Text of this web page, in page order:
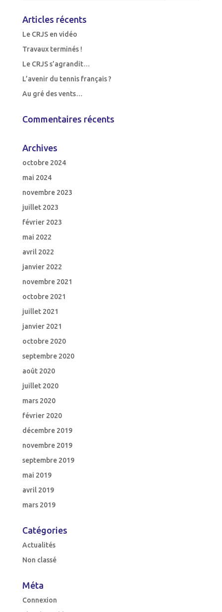
Articles récents
Le CRJS en vidéo
Travaux terminés !
Le CRJS s’agrandit…
L’avenir du tennis français ?
Au gré des vents…
Commentaires récents
Archives
octobre 2024
mai 2024
novembre 2023
juillet 2023
février 2023
mai 2022
avril 2022
janvier 2022
novembre 2021
octobre 2021
juillet 2021
janvier 2021
octobre 2020
septembre 2020
août 2020
juillet 2020
mars 2020
février 2020
décembre 2019
novembre 2019
septembre 2019
mai 2019
avril 2019
mars 2019
Catégories
Actualités
Non classé
Méta
Connexion